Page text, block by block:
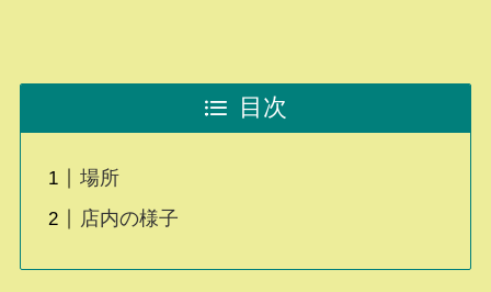
目次
場所
店内の様子